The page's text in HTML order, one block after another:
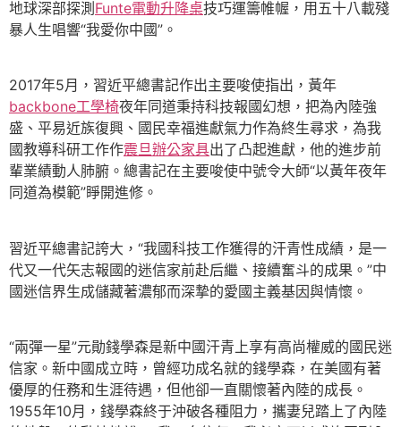
地球深部探測Funte電動升降桌技巧運籌帷幄，用五十八載殘
暴人生唱響“我愛你中國”。
2017年5月，習近平總書記作出主要唆使指出，黃年
backbone工學椅夜年同道秉持科技報國幻想，把為內陸強
盛、平易近族復興、國民幸福進獻氣力作為終生尋求，為我
國教導科研工作作震旦辦公家具出了凸起進獻，他的進步前
輩業績動人肺腑。總書記在主要唆使中號令大師“以黃年夜年
同道為模範”睜開進修。
習近平總書記誇大，“我國科技工作獲得的汗青性成績，是一
代又一代矢志報國的迷信家前赴后繼、接續奮斗的成果。”中
國迷信界生成儲藏著濃郁而深摯的愛國主義基因與情懷。
“兩彈一星”元勛錢學森是新中國汗青上享有高尚權威的國民迷
信家。新中國成立時，曾經功成名就的錢學森，在美國有著
優厚的任務和生涯待遇，但他卻一直關懷著內陸的成長。
1955年10月，錢學森終于沖破各種阻力，攜妻兒踏上了內陸